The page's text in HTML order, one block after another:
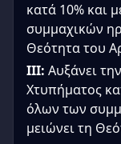
κατά 10% και
συμμαχικών
Θεότητα του
III: Αυξάνει
Χτυπήματος
όλων των
μειώνει τη